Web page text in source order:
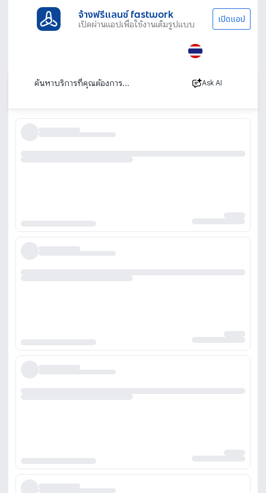
จ้างฟรีแลนซ์ fastwork
เปิดผ่านแอปเพื่อใช้งานเต็มรูปแบบ เปิดแอป
Ask AI
ปทุมธานี
เรียงตาม